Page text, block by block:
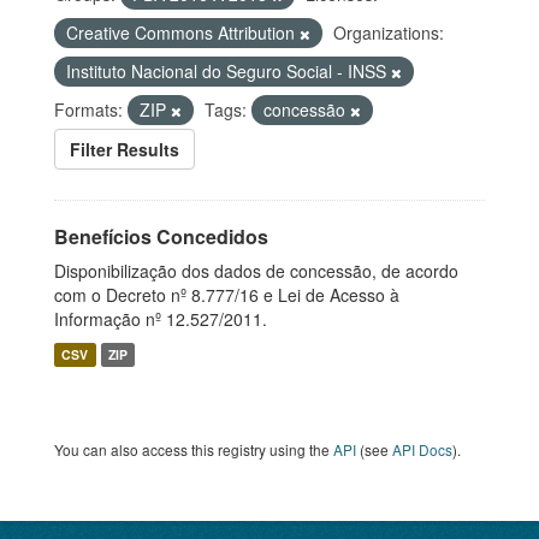
Creative Commons Attribution
Organizations:
Instituto Nacional do Seguro Social - INSS
Formats:
ZIP Tags:
concessão
Filter Results
Benefícios Concedidos
Disponibilização dos dados de concessão, de acordo
com o Decreto nº 8.777/16 e Lei de Acesso à
Informação nº 12.527/2011.
CSV ZIP
You can also access this registry using the API (see API Docs).